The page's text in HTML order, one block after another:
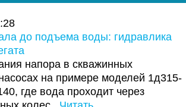
до подъема воды: гидравлика
напора в скважинных
на примере моделей 1д315-
где вода проходит через